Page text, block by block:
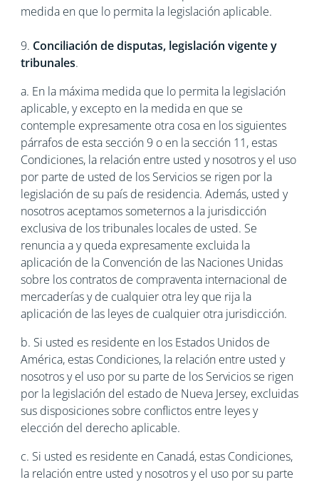
medida en que lo permita la legislación aplicable.
9. Conciliación de disputas, legislación vigente y
tribunales.
a. En la máxima medida que lo permita la legislación
aplicable, y excepto en la medida en que se
contemple expresamente otra cosa en los siguientes
párrafos de esta sección 9 o en la sección 11, estas
Condiciones, la relación entre usted y nosotros y el uso
por parte de usted de los Servicios se rigen por la
legislación de su país de residencia. Además, usted y
nosotros aceptamos someternos a la jurisdicción
exclusiva de los tribunales locales de usted. Se
renuncia a y queda expresamente excluida la
aplicación de la Convención de las Naciones Unidas
sobre los contratos de compraventa internacional de
mercaderías y de cualquier otra ley que rija la
aplicación de las leyes de cualquier otra jurisdicción.
b. Si usted es residente en los Estados Unidos de
América, estas Condiciones, la relación entre usted y
nosotros y el uso por su parte de los Servicios se rigen
por la legislación del estado de Nueva Jersey, excluidas
sus disposiciones sobre conflictos entre leyes y
elección del derecho aplicable.
c. Si usted es residente en Canadá, estas Condiciones,
la relación entre usted y nosotros y el uso por su parte